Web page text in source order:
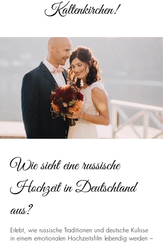
Kaltenkirchen!
Wie sieht eine russische
Hochzeit in Deutschland
aus?
Erlebt, wie russische Traditionen und deutsche Kulisse
in einem emotionalen Hochzeitsfilm lebendig werden –